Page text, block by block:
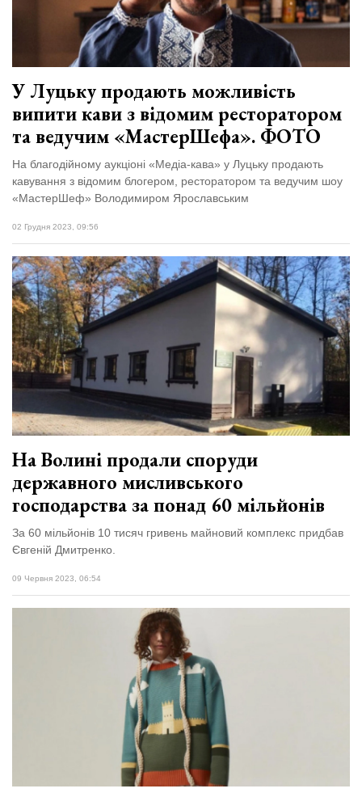
залишив у
Луцьку
три...
27 Липня 2026
771 переглядів
Персона
Лайф
Афіша
ZONE 18+
Контакти
Політика конфіденційності
У Луцьку продають можливість
випити кави з відомим ресторатором
та ведучим «МастерШефа». ФОТО
На благодійному аукціоні «Медіа-кава» у Луцьку продають
кавування з відомим блогером, ресторатором та ведучим шоу
«МастерШеф» Володимиром Ярославським
02 Грудня 2023, 09:56
На Волині продали споруди
державного мисливського
господарства за понад 60 мільйонів
За 60 мільйонів 10 тисяч гривень майновий комплекс придбав
Євгеній Дмитренко.
09 Червня 2023, 06:54